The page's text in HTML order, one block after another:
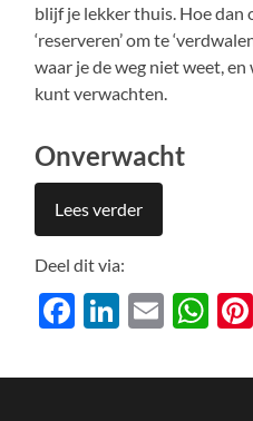
blijf je lekker thuis. Hoe dan
‘reserveren’ om te
waar je de weg niet weet,
kunt verwachten.
Onverwacht
Lees verder
Deel dit via:
Facebook
LinkedIn
Email